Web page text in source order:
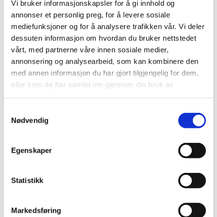
Vi bruker informasjonskapsler for å gi innhold og
annonser et personlig preg, for å levere sosiale
mediefunksjoner og for å analysere trafikken vår. Vi deler
dessuten informasjon om hvordan du bruker nettstedet
vårt, med partnerne våre innen sosiale medier,
annonsering og analysearbeid, som kan kombinere den
med annen informasjon du har gjort tilgjengelig for dem,
eller som de har samlet inn gjennom din bruk av
Nødvendig
Egenskaper
Statistikk
Markedsføring
Sikkerhet i fokus
Finnmark er det ofte været som dikterer hva som er
mulig eller ikke, og som policy går ikke selskapet turer
hvis det er noen som helst fare for at vi ikke kan
fleksible på at gjestene enten kan utsette turen til
opplevelse.